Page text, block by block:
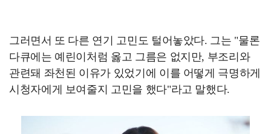
그러면서 또 다른 연기 고민도 털어놓았다. 그는 "물론
다큐에는 예린이처럼 옳고 그름은 없지만, 부조리와
관련돼 좌천된 이유가 있었기에 이를 어떻게 극명하게
시청자에게 보여줄지 고민을 했다"라고 말했다.